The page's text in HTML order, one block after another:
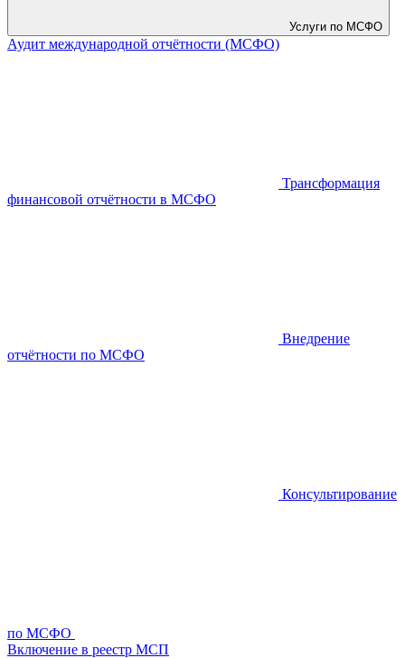
Услуги по МСФО
Аудит международной отчётности (МСФО)
Трансформация
финансовой отчётности в МСФО
Внедрение
отчётности по МСФО
Консультирование
по МСФО
Включение в реестр МСП